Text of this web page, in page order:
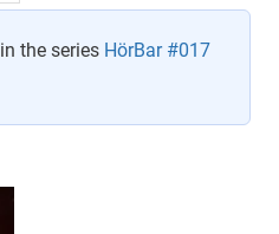
the series HörBar #017